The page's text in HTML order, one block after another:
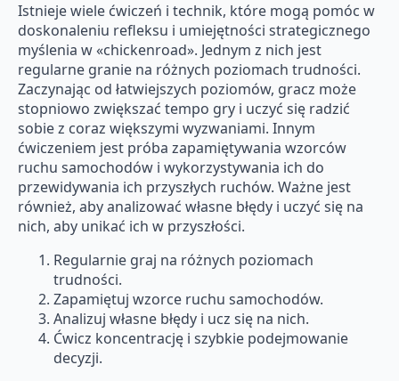
Istnieje wiele ćwiczeń i technik, które mogą pomóc w
doskonaleniu refleksu i umiejętności strategicznego
myślenia w «chickenroad». Jednym z nich jest
regularne granie na różnych poziomach trudności.
Zaczynając od łatwiejszych poziomów, gracz może
stopniowo zwiększać tempo gry i uczyć się radzić
sobie z coraz większymi wyzwaniami. Innym
ćwiczeniem jest próba zapamiętywania wzorców
ruchu samochodów i wykorzystywania ich do
przewidywania ich przyszłych ruchów. Ważne jest
również, aby analizować własne błędy i uczyć się na
nich, aby unikać ich w przyszłości.
Regularnie graj na różnych poziomach
trudności.
Zapamiętuj wzorce ruchu samochodów.
Analizuj własne błędy i ucz się na nich.
Ćwicz koncentrację i szybkie podejmowanie
decyzji.